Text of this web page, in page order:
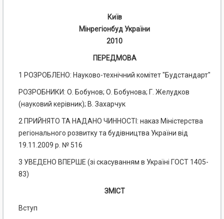
Київ
Мінрегіонбуд України
2010
ПЕРЕДМОВА
1 РОЗРОБЛЕНО: Науково-технічний комітет "Будстандарт"
РОЗРОБНИКИ: О. Бобунов; О. Бобунова; Г. Желудков
(науковий керівник); В. Захарчук
2 ПРИЙНЯТО ТА НАДАНО ЧИННОСТІ: наказ Міністерства
регіонального розвитку та будівництва України від
19.11.2009 р. № 516
3 УВЕДЕНО ВПЕРШЕ (зі скасуванням в Україні ГОСТ 1405-
83)
ЗМІСТ
Вступ